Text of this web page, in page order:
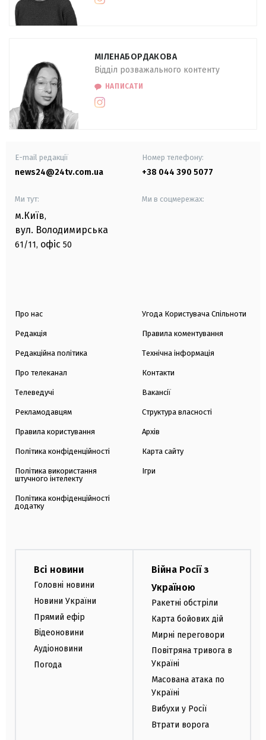
МІЛЕНАБОРДАКОВА
Відділ розважального контенту
НАПИСАТИ
E-mail редакції
news24@24tv.com.ua
Номер телефону:
+38 044 390 5077
Ми тут:
м.Київ,
вул. Володимирська
61/11, офіс 50
Ми в соцмережах:
Про нас
Редакція
Редакційна політика
Про телеканал
Телеведучі
Рекламодавцям
Правила користування
Політика конфіденційності
Політика використання
штучного інтелекту
Політика конфіденційності
додатку
Угода Користувача Спільноти
Правила коментування
Технічна інформація
Контакти
Вакансії
Структура власності
Архів
Карта сайту
Ігри
Всі новини
Головні новини
Новини України
Прямий ефір
Відеоновини
Аудіоновини
Погода
Війна Росії з
Україною
Ракетні обстріли
Карта бойових дій
Мирні переговори
Повітряна тривога в
Україні
Масована атака по
Україні
Вибухи у Росії
Втрати ворога